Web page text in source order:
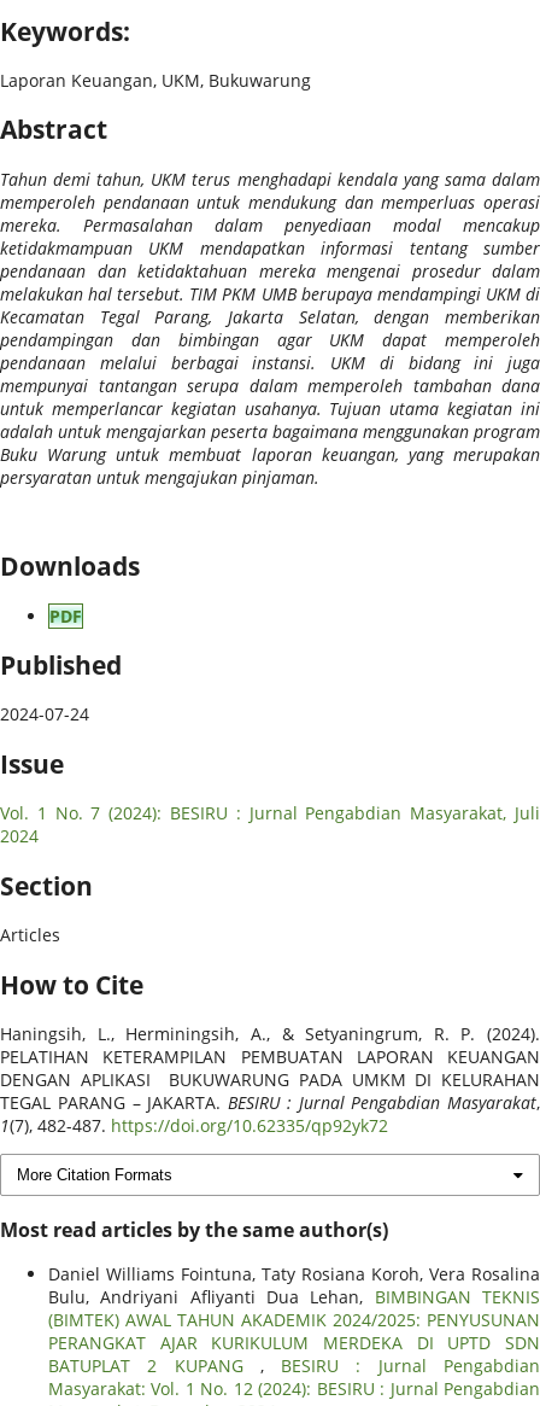
Keywords:
Laporan Keuangan, UKM, Bukuwarung
Abstract
Tahun demi tahun, UKM terus menghadapi kendala yang sama dalam
memperoleh pendanaan untuk mendukung dan memperluas operasi
mereka. Permasalahan dalam penyediaan modal mencakup
ketidakmampuan UKM mendapatkan informasi tentang sumber
pendanaan dan ketidaktahuan mereka mengenai prosedur dalam
melakukan hal tersebut. TIM PKM UMB berupaya mendampingi UKM di
Kecamatan Tegal Parang, Jakarta Selatan, dengan memberikan
pendampingan dan bimbingan agar UKM dapat memperoleh
pendanaan melalui berbagai instansi. UKM di bidang ini juga
mempunyai tantangan serupa dalam memperoleh tambahan dana
untuk memperlancar kegiatan usahanya. Tujuan utama kegiatan ini
adalah untuk mengajarkan peserta bagaimana menggunakan program
Buku Warung untuk membuat laporan keuangan, yang merupakan
persyaratan untuk mengajukan pinjaman.
Downloads
PDF
Published
2024-07-24
Issue
Vol. 1 No. 7 (2024): BESIRU : Jurnal Pengabdian Masyarakat, Juli
2024
Section
Articles
How to Cite
Haningsih, L., Herminingsih, A., & Setyaningrum, R. P. (2024).
PELATIHAN KETERAMPILAN PEMBUATAN LAPORAN KEUANGAN
DENGAN APLIKASI BUKUWARUNG PADA UMKM DI KELURAHAN
TEGAL PARANG – JAKARTA. BESIRU : Jurnal Pengabdian Masyarakat,
1(7), 482-487. https://doi.org/10.62335/qp92yk72
More Citation Formats
Most read articles by the same author(s)
Daniel Williams Fointuna, Taty Rosiana Koroh, Vera Rosalina
Bulu, Andriyani Afliyanti Dua Lehan, BIMBINGAN TEKNIS
(BIMTEK) AWAL TAHUN AKADEMIK 2024/2025: PENYUSUNAN
PERANGKAT AJAR KURIKULUM MERDEKA DI UPTD SDN
BATUPLAT 2 KUPANG , BESIRU : Jurnal Pengabdian
Masyarakat: Vol. 1 No. 12 (2024): BESIRU : Jurnal Pengabdian